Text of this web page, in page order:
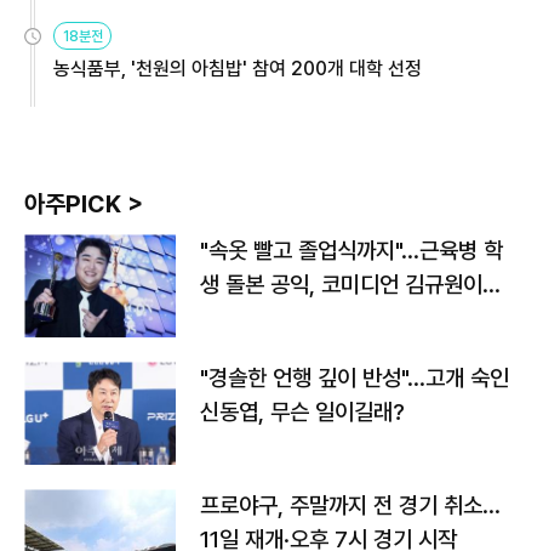
원
18분전
농식품부, '천원의 아침밥' 참여 200개 대학 선정
아주PICK >
"속옷 빨고 졸업식까지"…근육병 학
생 돌본 공익, 코미디언 김규원이었
"경솔한 언행 깊이 반성"…고개 숙인
신동엽, 무슨 일이길래?
프로야구, 주말까지 전 경기 취소…
11일 재개·오후 7시 경기 시작